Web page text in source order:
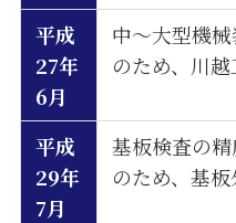
平成
27年
6月
中～大型機
のため、川
平成
29年
7月
基板検査の
のため、基